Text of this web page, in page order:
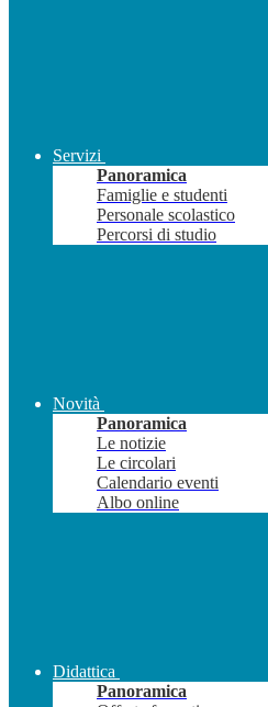
Servizi
Panoramica
Famiglie e studenti
Personale scolastico
Percorsi di studio
Novità
Panoramica
Le notizie
Le circolari
Calendario eventi
Albo online
Didattica
Panoramica